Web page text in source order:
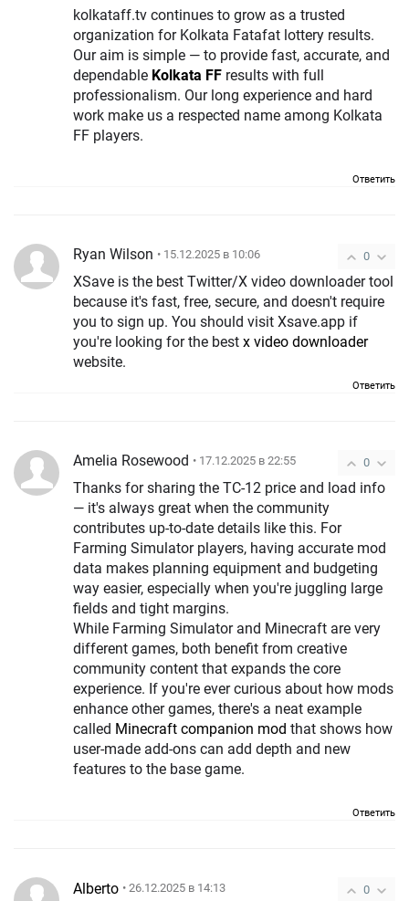
kolkataff.tv continues to grow as a trusted
organization for Kolkata Fatafat lottery results.
Our aim is simple — to provide fast, accurate, and
dependable Kolkata FF results with full
professionalism. Our long experience and hard
work make us a respected name among Kolkata
FF players.
Ответить
0
Ryan Wilson • 15.12.2025 в 10:06
XSave is the best Twitter/X video downloader tool
because it's fast, free, secure, and doesn't require
you to sign up. You should visit Xsave.app if
you're looking for the best x video downloader
website.
Ответить
0
Amelia Rosewood • 17.12.2025 в 22:55
Thanks for sharing the TC-12 price and load info
— it's always great when the community
contributes up-to-date details like this. For
Farming Simulator players, having accurate mod
data makes planning equipment and budgeting
way easier, especially when you're juggling large
fields and tight margins.
While Farming Simulator and Minecraft are very
different games, both benefit from creative
community content that expands the core
experience. If you're ever curious about how mods
enhance other games, there's a neat example
called Minecraft companion mod that shows how
user-made add-ons can add depth and new
features to the base game.
Ответить
0
Alberto • 26.12.2025 в 14:13